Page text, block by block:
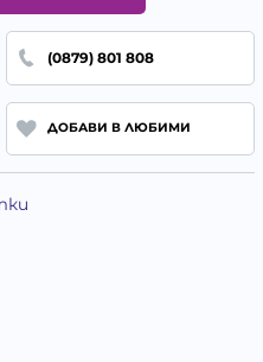
(0879) 801 808
ДОБАВИ В ЛЮБИМИ